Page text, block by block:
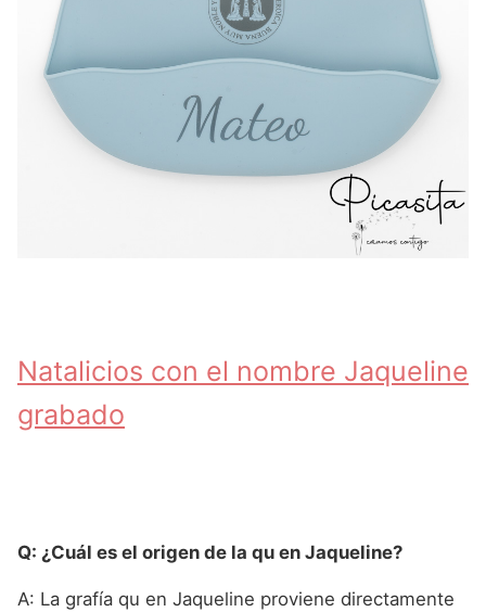
Natalicios con el nombre Jaqueline
grabado
Q: ¿Cuál es el origen de la qu en Jaqueline?
A: La grafía qu en Jaqueline proviene directamente